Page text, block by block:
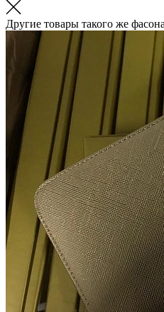
Другие товары такого же фасона